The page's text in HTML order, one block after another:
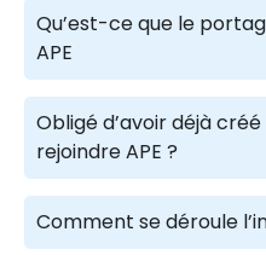
Qu’est-ce que le
APE
Obligé d’avoir déjà
rejoindre APE ?
Comment se déroule